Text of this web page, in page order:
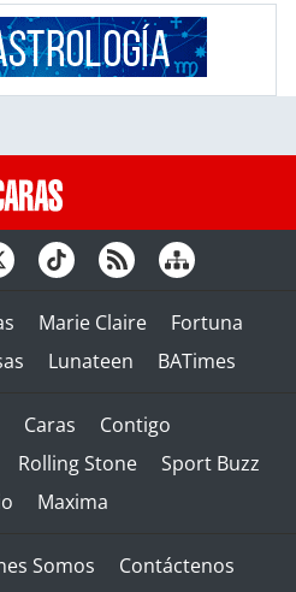
Marie Claire
Fortuna
Lunateen BATimes
Caras
Contigo
Rolling Stone
Sport Buzz
Maxima
Somos
Contáctenos